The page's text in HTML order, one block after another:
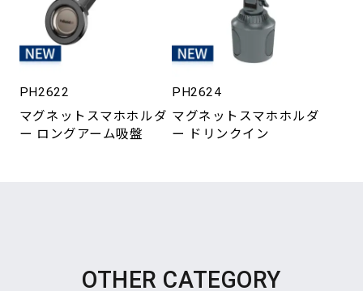
PH2622
マグネットスマホホルダ
ー ロングアーム吸盤
PH2624
マグネットスマホホルダ
ー ドリンクイン
OTHER CATEGORY